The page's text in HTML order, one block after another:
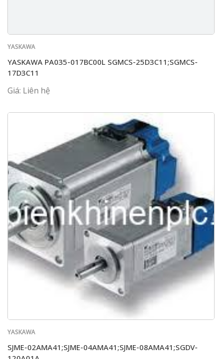
YASKAWA
YASKAWA PA035-017BC00L SGMCS-25D3C11;SGMCS-
17D3C11
Giá: Liên hệ
YASKAWA
SJME-02AMA41;SJME-04AMA41;SJME-08AMA41;SGDV-